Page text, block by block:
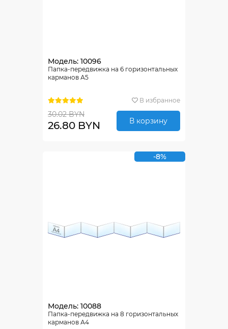
Модель: 10096
Папка-передвижка на 6 горизонтальных
карманов А5
В избранное
30.02 BYN
26.80 BYN В корзину
-8%
Модель: 10088
Папка-передвижка на 8 горизонтальных
карманов А4